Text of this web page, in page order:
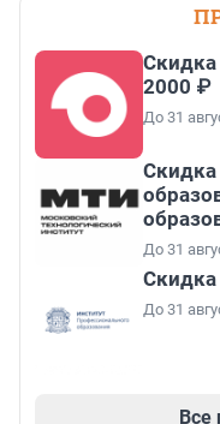
Скидка
2000 ₽
До 31
До 31
Скидка
До 31
Все